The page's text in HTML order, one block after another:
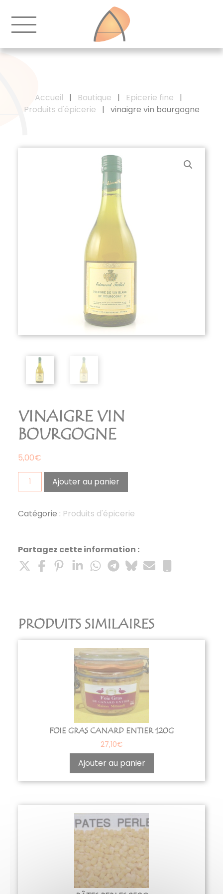
Accueil | Boutique | Epicerie fine
|
Produits d'épicerie
| vinaigre vin bourgogne
VINAIGRE VIN
BOURGOGNE
5,00€
quantité
de
vin
Ajouter au panier
Catégorie : Produits d'épicerie
Partagez cette information :
PRODUITS SIMILAIRES
FOIE GRAS CANARD ENTIER 120G
27,10€
Ajouter au panier